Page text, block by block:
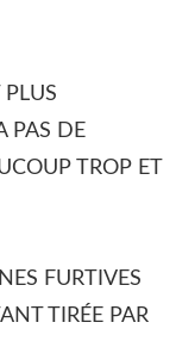
PAS DE
TROP ET
FURTIVES
TIRÉE PAR